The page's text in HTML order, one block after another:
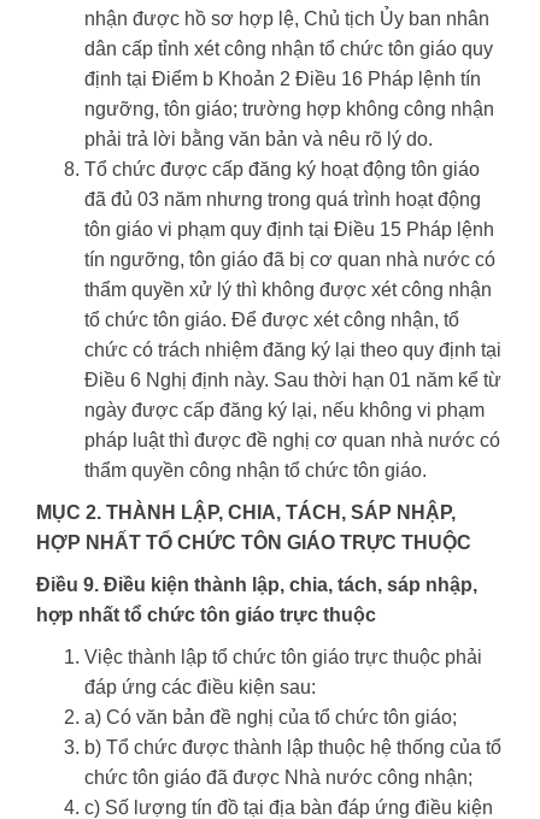
nhận được hồ sơ hợp lệ, Chủ tịch Ủy ban nhân
dân cấp tỉnh xét công nhận tổ chức tôn giáo quy
định tại Điểm b Khoản 2 Điều 16 Pháp lệnh tín
ngưỡng, tôn giáo; trường hợp không công nhận
phải trả lời bằng văn bản và nêu rõ lý do.
Tổ chức được cấp đăng ký hoạt động tôn giáo
đã đủ 03 năm nhưng trong quá trình hoạt động
tôn giáo vi phạm quy định tại Điều 15 Pháp lệnh
tín ngưỡng, tôn giáo đã bị cơ quan nhà nước có
thẩm quyền xử lý thì không được xét công nhận
tổ chức tôn giáo. Để được xét công nhận, tổ
chức có trách nhiệm đăng ký lại theo quy định tại
Điều 6 Nghị định này. Sau thời hạn 01 năm kể từ
ngày được cấp đăng ký lại, nếu không vi phạm
pháp luật thì được đề nghị cơ quan nhà nước có
thẩm quyền công nhận tổ chức tôn giáo.
MỤC 2. THÀNH LẬP, CHIA, TÁCH, SÁP NHẬP,
HỢP NHẤT TỔ CHỨC TÔN GIÁO TRỰC THUỘC
Điều 9. Điều kiện thành lập, chia, tách, sáp nhập,
hợp nhất tổ chức tôn giáo trực thuộc
Việc thành lập tổ chức tôn giáo trực thuộc phải
đáp ứng các điều kiện sau:
a) Có văn bản đề nghị của tổ chức tôn giáo;
b) Tổ chức được thành lập thuộc hệ thống của tổ
chức tôn giáo đã được Nhà nước công nhận;
c) Số lượng tín đồ tại địa bàn đáp ứng điều kiện